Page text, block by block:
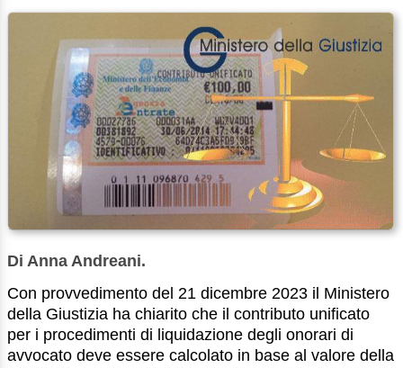
Di Anna Andreani.
Con provvedimento del 21 dicembre 2023 il Ministero
della Giustizia ha chiarito che il contributo unificato
per i procedimenti di liquidazione degli onorari di
avvocato deve essere calcolato in base al valore della